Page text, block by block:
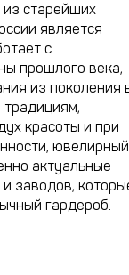
старейших
является
с
прошлого века,
из поколения
красоты и при
ювелирный
актуальные
заводов,
гардероб.